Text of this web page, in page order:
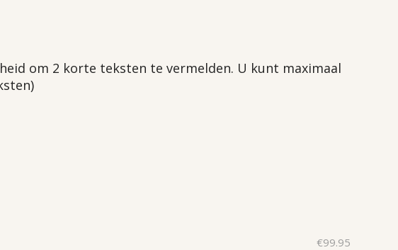
om 2 korte teksten te vermelden. U kunt maximaal
€99.95